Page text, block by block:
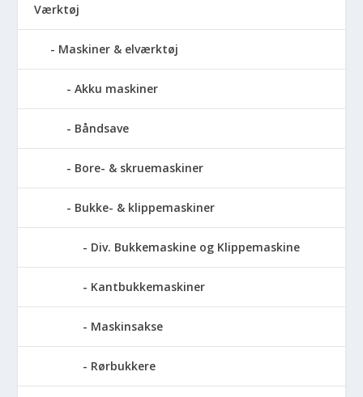
Værktøj
Maskiner & elværktøj
Akku maskiner
Båndsave
Bore- & skruemaskiner
Bukke- & klippemaskiner
Div. Bukkemaskine og Klippemaskine
Kantbukkemaskiner
Maskinsakse
Rørbukkere